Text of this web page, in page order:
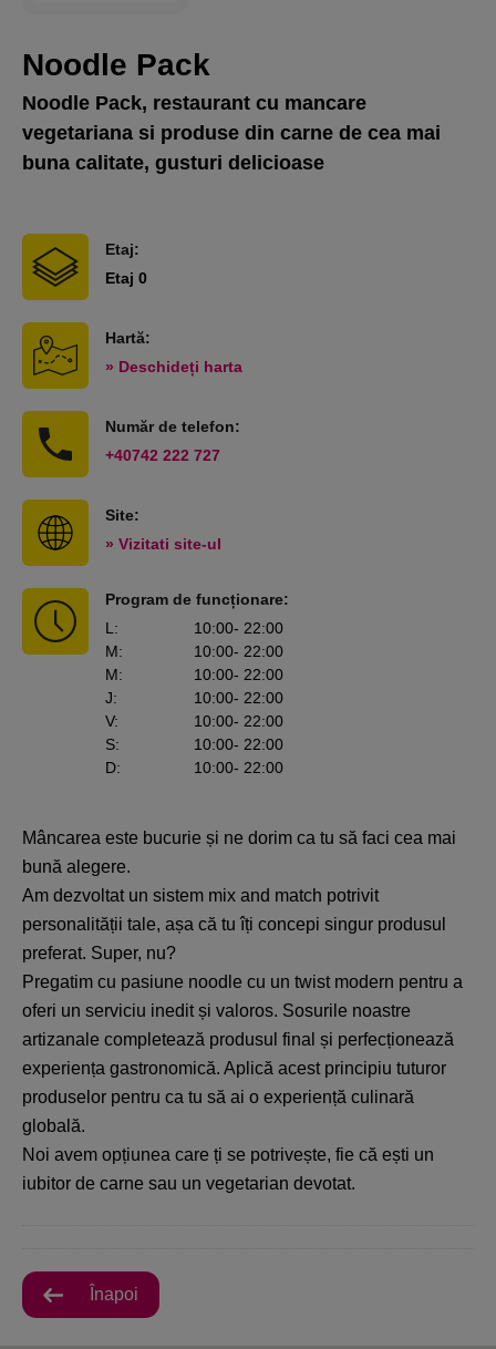
Noodle Pack
Noodle Pack, restaurant cu mancare
vegetariana si produse din carne de cea mai
buna calitate, gusturi delicioase
Etaj:
Etaj 0
Hartă:
» Deschideți harta
Număr de telefon:
+40742 222 727
Site:
» Vizitati site-ul
Program de funcționare:
L : 10:00- 22:00
M: 10:00- 22:00
M: 10:00- 22:00
J: 10:00- 22:00
V: 10:00- 22:00
S: 10:00- 22:00
D: 10:00- 22:00
Mâncarea este bucurie și ne dorim ca tu să faci cea mai
bună alegere.
Am dezvoltat un sistem mix and match potrivit
personalității tale, așa că tu îți concepi singur produsul
preferat. Super, nu?
Pregatim cu pasiune noodle cu un twist modern pentru a
oferi un serviciu inedit și valoros. Sosurile noastre
artizanale completează produsul final și perfecționează
experiența gastronomică. Aplică acest principiu tuturor
produselor pentru ca tu să ai o experiență culinară
globală.
Noi avem opțiunea care ți se potrivește, fie că ești un
iubitor de carne sau un vegetarian devotat.
Înapoi